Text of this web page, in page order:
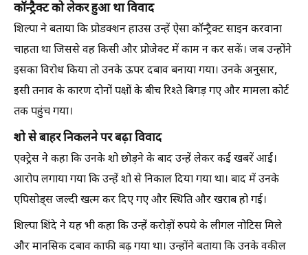
कॉन्ट्रैक्ट को लेकर हुआ था विवाद
शिल्पा ने बताया कि प्रोडक्शन हाउस उन्हें ऐसा कॉन्ट्रैक्ट साइन करवाना
चाहता था जिससे वह किसी और प्रोजेक्ट में काम न कर सकें। जब उन्होंने
इसका विरोध किया तो उनके ऊपर दबाव बनाया गया। उनके अनुसार,
इसी तनाव के कारण दोनों पक्षों के बीच रिश्ते बिगड़ गए और मामला कोर्ट
तक पहुंच गया।
शो से बाहर निकलने पर बढ़ा विवाद
एक्ट्रेस ने कहा कि उनके शो छोड़ने के बाद उन्हें लेकर कई खबरें आईं।
आरोप लगाया गया कि उन्हें शो से निकाल दिया गया था। बाद में उनके
एपिसोड्स जल्दी खत्म कर दिए गए और स्थिति और खराब हो गई।
शिल्पा शिंदे ने यह भी कहा कि उन्हें करोड़ों रुपये के लीगल नोटिस मिले
और मानसिक दबाव काफी बढ़ गया था। उन्होंने बताया कि उनके वकील